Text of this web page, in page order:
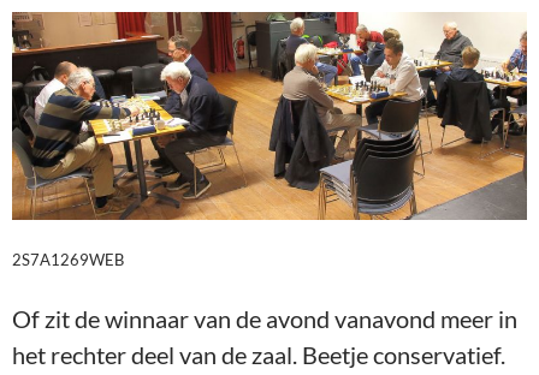
2S7A1269WEB
Of zit de winnaar van de avond vanavond meer in
het rechter deel van de zaal. Beetje conservatief.